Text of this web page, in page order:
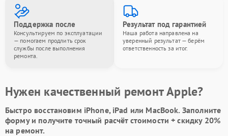
Поддержка после
Консультируем по эксплуатации
— помогаем продлить срок
службы после выполнения
ремонта.
Результат под гарантией
Наша работа направлена на
уверенный результат — берём
ответственность за итог.
Нужен качественный ремонт Apple?
Быстро восстановим iPhone, iPad или MacBook. Заполните
формуи получите точный расчёт стоимости +скидку 20%
на ремонт.